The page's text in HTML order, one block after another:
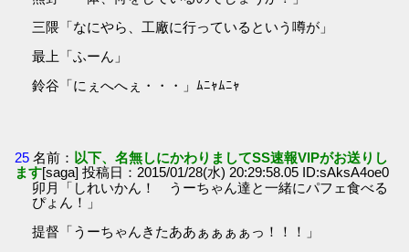
三隈「なにやら、工廠に行っているという噂が」
最上「ふーん」
鈴谷「にぇへへぇ・・・」ﾑﾆｬﾑﾆｬ
25 名前： 以下、名無しにかわりましてSS速報VIPがお送りし
ます[saga] 投稿日：2015/01/28(水) 20:29:58.05 ID:sAksA4oe0
卯月「しれいかん！ うーちゃん達と一緒にパフェ食べる
ぴょん！」
提督「うーちゃんきたああぁぁぁぁっ！！！」